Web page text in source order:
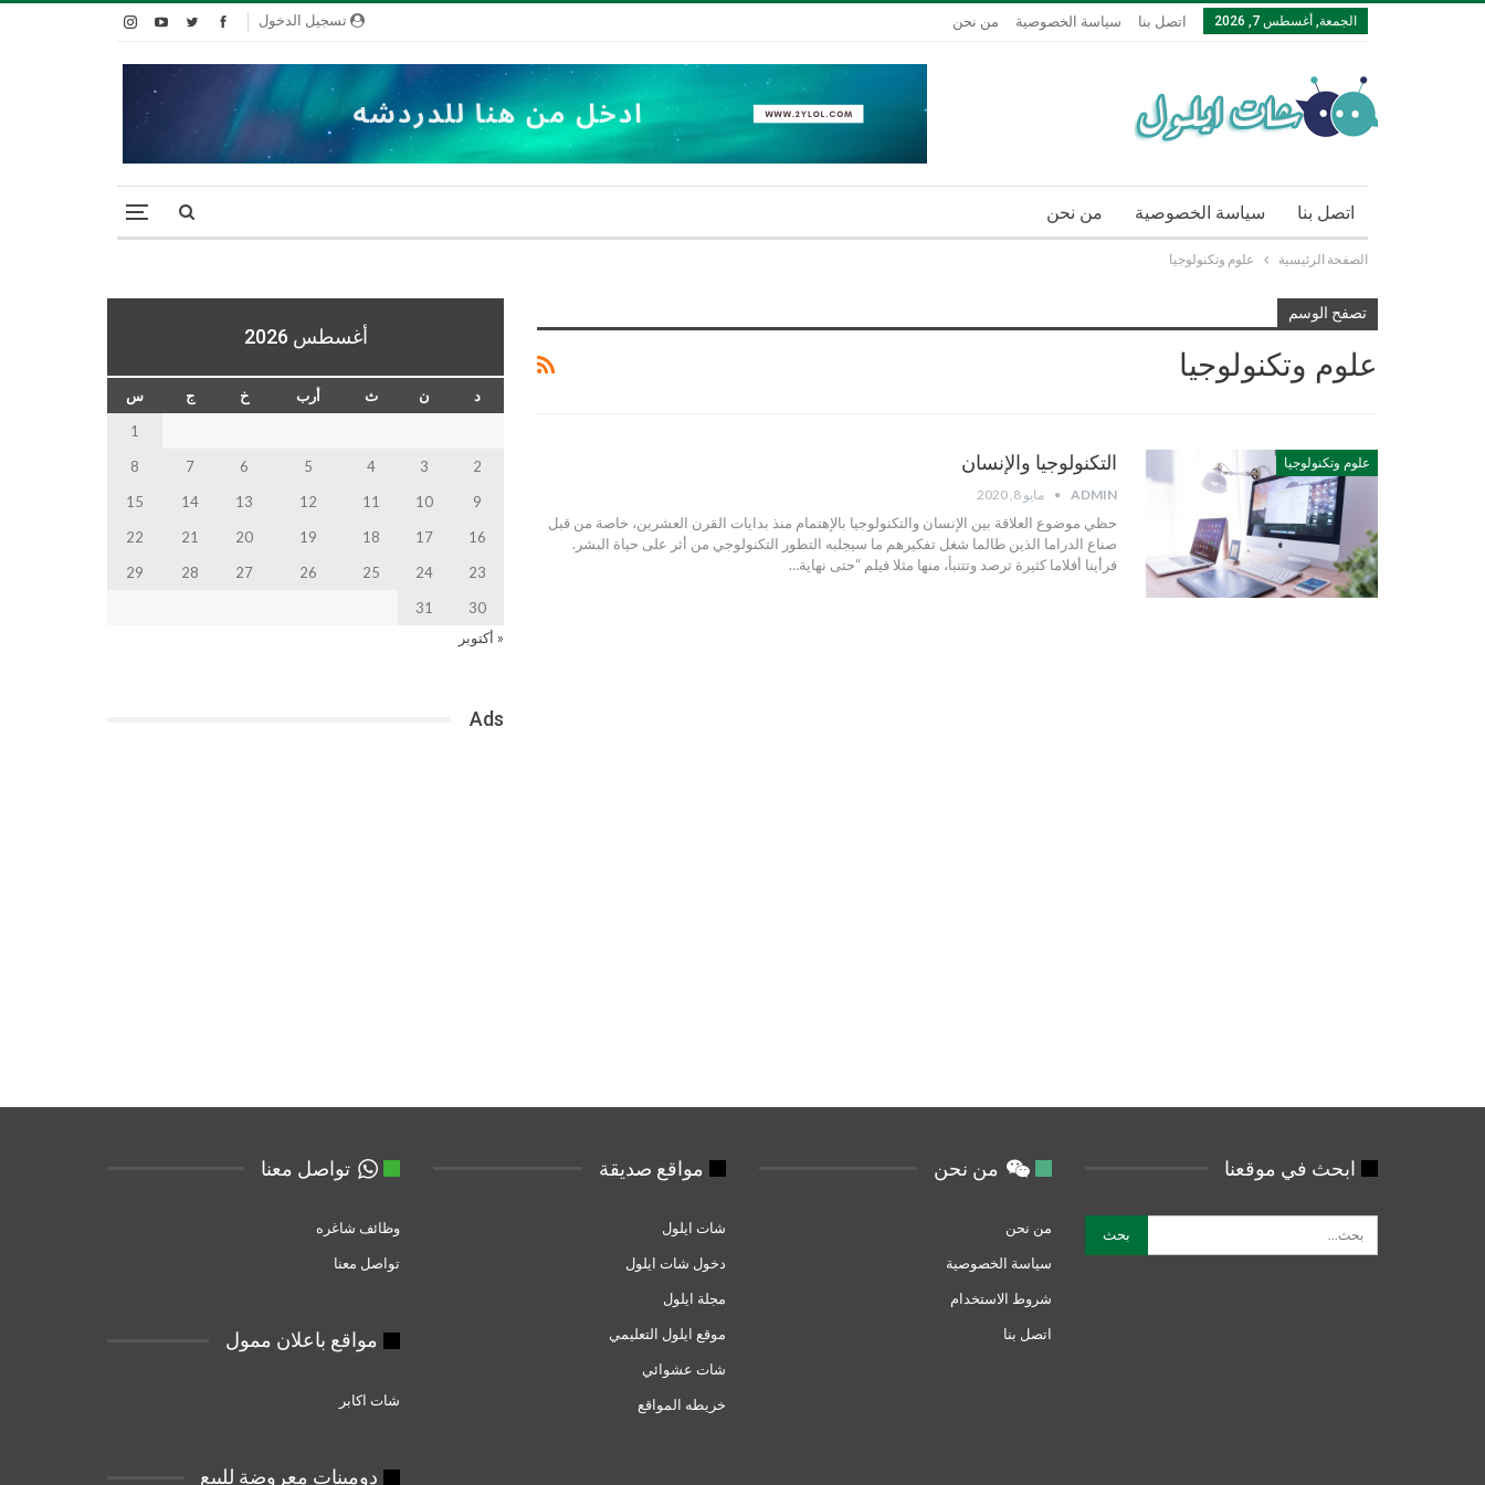
تسجيل الدخول الجمعة, أغسطس 7, 2026 اتصل بنا سياسة الخصوصية من نحن
اتصل بنا سياسة الخصوصية من نحن
الصفحة الرئيسية علوم وتكنولوجيا
تصفح الوسم
علوم وتكنولوجيا
علوم وتكنولوجيا التكنولوجيا والإنسان
ADMIN مايو 8, 2020
حظي موضوع العلاقة بين الإنسان والتكنولوجيا بالإهتمام منذ بدايات القرن العشرين، خاصة من قبل
صناع الدراما الذين طالما شغل تفكيرهم ما سيجلبه التطور التكنولوجي من أثر على حياة البشر.
فرأينا أفلاما كثيرة ترصد وتتنبأ، منها مثلا فيلم “حتى نهاية…
أغسطس 2026
د ن ث أرب خ ج
س
1
2
3
4
5
6
7
8
9
10
11
12
13
14
15
16
17
18
19
20
21
22
23
24
25
26
27
28
29
30
31
« أكتوبر
Ads
ابحث في موقعنا من نحن
من نحن
سياسة الخصوصية
شروط الاستخدام
اتصل بنا
مواقع صديقة
شات ايلول
دخول شات ايلول
مجلة ايلول
موقع ايلول التعليمي
شات عشوائي
خريطه المواقع
تواصل معنا
وظائف شاغره
تواصل معنا
مواقع باعلان ممول
شات اكابر
دومبنات معروضة للبيع